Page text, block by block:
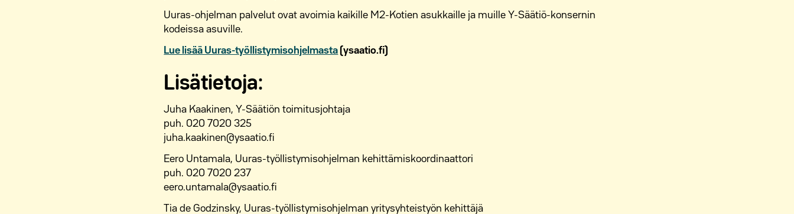
Uuras-ohjelman palvelut ovat avoimia kaikille M2-Kotien asukkaille ja muille Y-Säätiö-konsernin
kodeissa asuville.
Lue lisää Uuras-työllistymisohjelmasta (ysaatio.fi)
Lisätietoja:
Juha Kaakinen, Y-Säätiön toimitusjohtaja
puh. 020 7020 325
juha.kaakinen@ysaatio.fi
Eero Untamala, Uuras-työllistymisohjelman kehittämiskoordinaattori
puh. 020 7020 237
eero.untamala@ysaatio.fi
Tia de Godzinsky, Uuras-työllistymisohjelman yritysyhteistyön kehittäjä